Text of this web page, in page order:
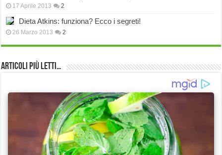
17 Aprile 2013 2
Dieta Atkins: funziona? Ecco i segreti!
26 Marzo 2013 2
Articoli più Letti…